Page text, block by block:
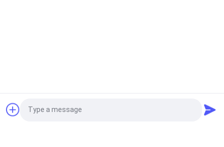
জৈববস্তুপুঞ্জ ফার্নেস